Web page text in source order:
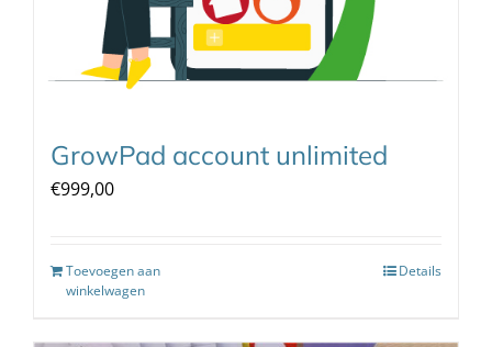
GrowPad account unlimited
€999,00
Toevoegen aan
winkelwagen
Details